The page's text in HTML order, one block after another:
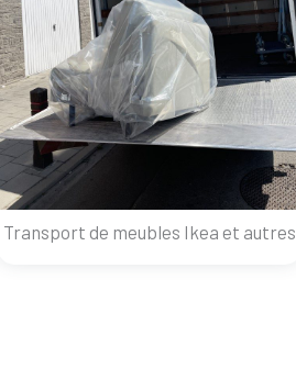
Transport de meubles Ikea et autres